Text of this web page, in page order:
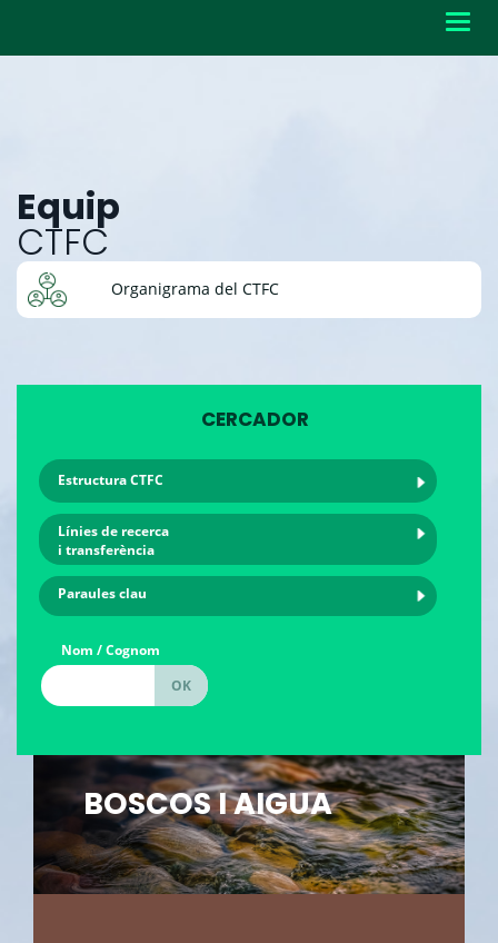
Equip
CTFC
Organigrama del CTFC
CERCADOR
Estructura CTFC
Línies de recerca
i transferència
Paraules clau
Nom / Cognom
BOSCOS I AIGUA